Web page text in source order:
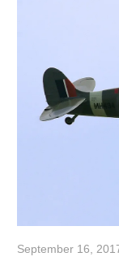
September 16,